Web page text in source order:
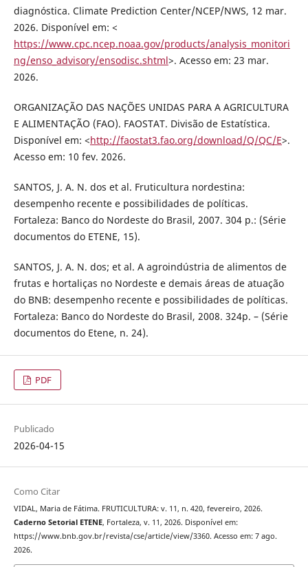
diagnóstica. Climate Prediction Center/NCEP/NWS, 12 mar.
2026. Disponível em: <
https://www.cpc.ncep.noaa.gov/products/analysis_monitori
ng/enso_advisory/ensodisc.shtml>. Acesso em: 23 mar.
2026.
ORGANIZAÇÃO DAS NAÇÕES UNIDAS PARA A AGRICULTURA
E ALIMENTAÇÃO (FAO). FAOSTAT. Divisão de Estatística.
Disponível em: <http://faostat3.fao.org/download/Q/QC/E>.
Acesso em: 10 fev. 2026.
SANTOS, J. A. N. dos et al. Fruticultura nordestina:
desempenho recente e possibilidades de políticas.
Fortaleza: Banco do Nordeste do Brasil, 2007. 304 p.: (Série
documentos do ETENE, 15).
SANTOS, J. A. N. dos; et al. A agroindústria de alimentos de
frutas e hortaliças no Nordeste e demais áreas de atuação
do BNB: desempenho recente e possibilidades de políticas.
Fortaleza: Banco do Nordeste do Brasil, 2008. 324p. – (Série
documentos do Etene, n. 24).
PDF
Publicado
2026-04-15
Como Citar
VIDAL, Maria de Fátima. FRUTICULTURA: v. 11, n. 420, fevereiro, 2026.
Caderno Setorial ETENE, Fortaleza, v. 11, 2026. Disponível em:
https://www.bnb.gov.br/revista/cse/article/view/3360. Acesso em: 7 ago.
2026.